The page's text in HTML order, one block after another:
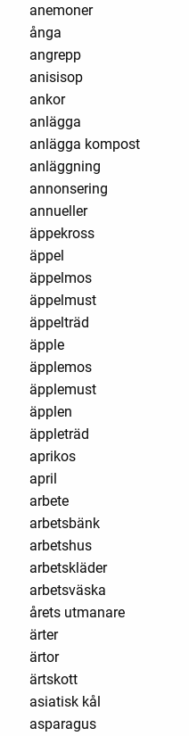
anemoner
ånga
angrepp
anisisop
ankor
anlägga
anlägga kompost
anläggning
annonsering
annueller
äppekross
äppel
äppelmos
äppelmust
äppelträd
äpple
äpplemos
äpplemust
äpplen
äppleträd
aprikos
april
arbete
arbetsbänk
arbetshus
arbetskläder
arbetsväska
årets utmanare
ärter
ärtor
ärtskott
asiatisk kål
asparagus